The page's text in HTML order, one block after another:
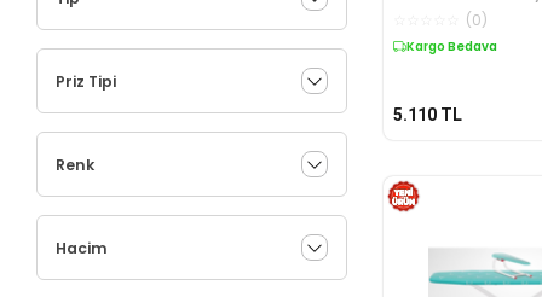
Priz Tipi
Renk
Hacim
(0)
Kargo Bedava
5.110 TL